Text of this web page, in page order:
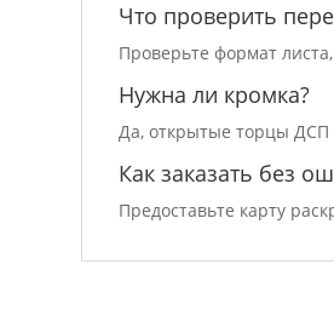
Что проверить
Проверьте формат
Нужна ли кромка?
Да, открытые торцы
Как заказать без
Предоставьте карту